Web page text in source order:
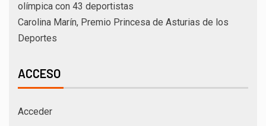
olímpica con 43 deportistas
Carolina Marín, Premio Princesa de Asturias de los
Deportes
ACCESO
Acceder